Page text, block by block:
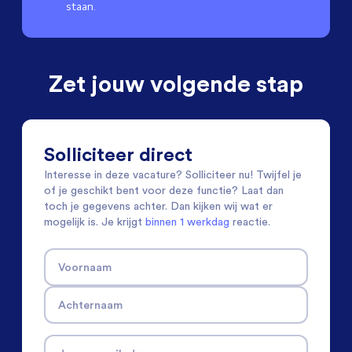
staan.
Zet jouw volgende stap
Solliciteer direct
Interesse in deze vacature? Solliciteer nu! Twijfel je
of je geschikt bent voor deze functie? Laat dan
toch je gegevens achter. Dan kijken wij wat er
mogelijk is. Je krijgt binnen 1 werkdag reactie.
Voornaam
Achternaam